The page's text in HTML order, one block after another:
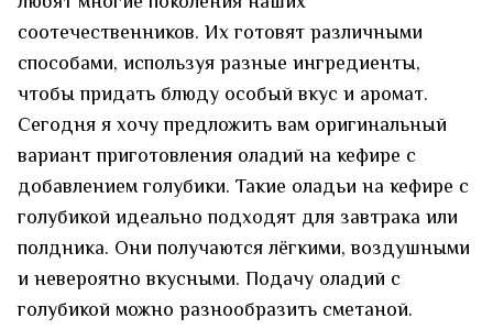
соотечественников. Их готовят различными
способами, используя разные ингредиенты,
чтобы придать блюду особый вкус и аромат.
Сегодня я хочу предложить вам оригинальный
вариант приготовления оладий на кефире с
добавлением голубики. Такие оладьи на кефире с
голубикой идеально подходят для завтрака или
полдника. Они получаются лёгкими, воздушными
и невероятно вкусными. Подачу оладий с
голубикой можно разнообразить сметаной.